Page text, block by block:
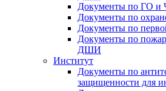
Документы по ГО
Документы по
Документы по
Документы по
ДШИ
Институт
Документы по
защищенности для